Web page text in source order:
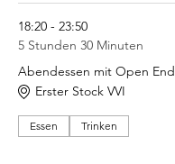
18:20 - 23:50
5 Stunden 30 Minuten
Abendessen mit Open End
Erster Stock VVI
Essen Trinken